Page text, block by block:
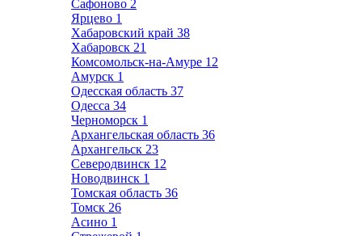
Сафоново 2
Ярцево 1
Хабаровский край 38
Хабаровск 21
Комсомольск-на-Амуре 12
Амурск 1
Одесская область 37
Одесса 34
Черноморск 1
Архангельская область 36
Архангельск 23
Северодвинск 12
Новодвинск 1
Томская область 36
Томск 26
Асино 1